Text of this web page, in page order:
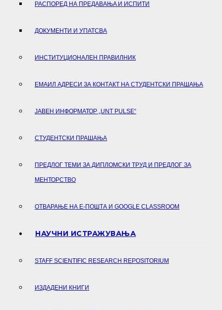
РАСПОРЕД НА ПРЕДАВАЊA И ИСПИТИ
ДОКУМЕНТИ И УПАТСВА
ИНСТИТУЦИОНАЛЕН ПРАВИЛНИК
ЕМАИЛ АДРЕСИ ЗА КОНТАКТ НА СТУДЕНТСКИ ПРАШАЊА
ЈАВЕН ИНФОРМАТОР „UNT PULSE“
СТУДЕНТСКИ ПРАШАЊА
ПРЕДЛОГ ТЕМИ ЗА ДИПЛОМСКИ ТРУД И ПРЕДЛОГ ЗА
МЕНТОРСТВО
ОТВАРАЊЕ НА Е-ПОШТА И GOOGLE CLASSROOM
НАУЧНИ ИСТРАЖУВАЊА
STAFF SCIENTIFIC RESEARCH REPOSITORIUM
ИЗДАДЕНИ КНИГИ